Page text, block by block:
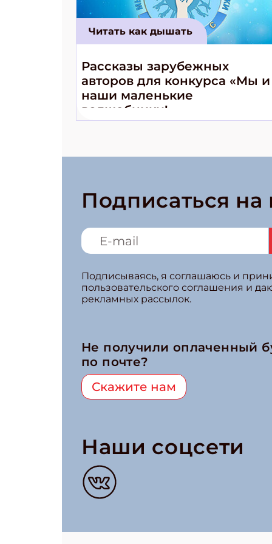
Читать как дышать
Рассказы зарубежных
авторов для конкурса «Мы и
наши маленькие
волшебники!»
Подписаться на
Подписываясь, я соглашаюсь и
пользовательского соглашения и
рекламных рассылок.
Не получили оплаченный
по почте?
Скажите нам
Наши соцсети